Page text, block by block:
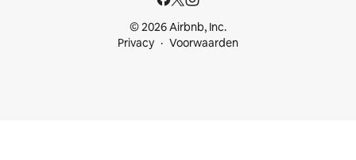
© 2026 Airbnb, Inc.
Privacy
Voorwaarden